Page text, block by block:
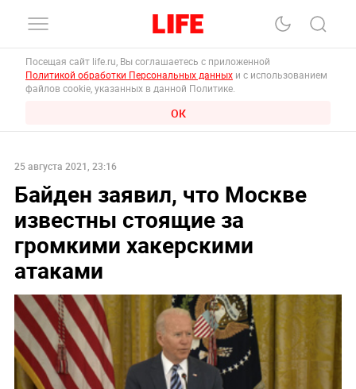
Посещая сайт life.ru, Вы соглашаетесь с приложенной
Политикой обработки Персональных данных и с использованием
файлов cookie, указанных в данной Политике.
ОК
25 августа 2021, 23:16
Байден заявил, что Москве
известны стоящие за
громкими хакерскими
атаками